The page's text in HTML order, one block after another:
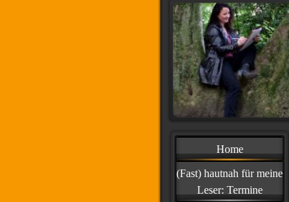
Home
(Fast) hautnah für meine
Leser: Termine